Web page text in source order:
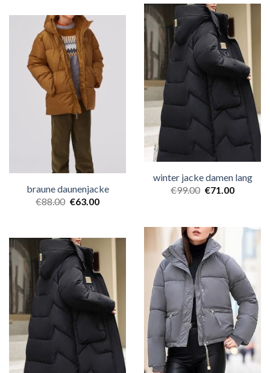
winter jacke damen lang
€99.00 €71.00
braune daunenjacke
€88.00 €63.00